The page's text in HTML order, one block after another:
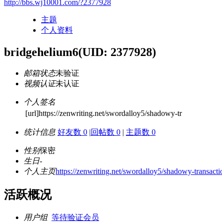
http://bbs.wj10001.com/?2377928
主题
个人资料
bridgehelium6(UID: 2377928)
邮箱状态未验证
视频认证未认证
个人签名
[url]https://zenwriting.net/swordalloy5/shadowy-tr
统计信息 好友数 0 |回帖数 0 | 主题数 0
性别保密
生日-
个人主页https://zenwriting.net/swordalloy5/shadowy-
活跃概况
用户组 等待验证会员